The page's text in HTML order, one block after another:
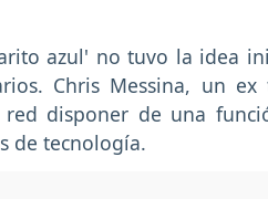
azul' no tuvo la idea
Chris Messina, un ex
disponer de una
de tecnología.